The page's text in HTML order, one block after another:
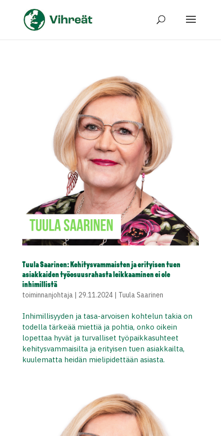
Tuula Saarinen: Kehitysvammaisten ja erityisen tuen
asiakkaiden työosuusrahasta leikkaaminen ei ole
inhimillistä
toiminnanjohtaja| 29.11.2024| Tuula Saarinen
Inhimillisyyden ja tasa-arvoisen kohtelun takia on
todella tärkeää miettiä ja pohtia, onko oikein
lopettaa hyvät ja turvalliset työpaikkasuhteet
kehitysvammaisilta ja erityisen tuen asiakkailta,
kuulematta heidän mielipidettään asiasta.